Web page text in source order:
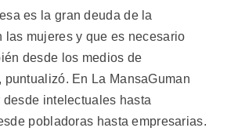
es la gran deuda de la
las mujeres y que es necesario
desde los medios de
puntualizó. En La MansaGuman
intelectuales hasta
pobladoras hasta empresarias.